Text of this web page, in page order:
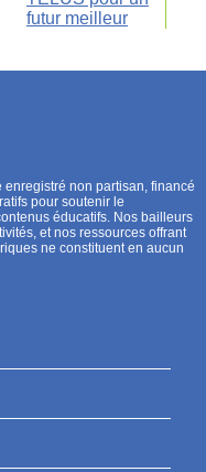
futur meilleur
non partisan, financé
pour soutenir le
éducatifs. Nos bailleurs
et nos ressources offrant
ne constituent en aucun